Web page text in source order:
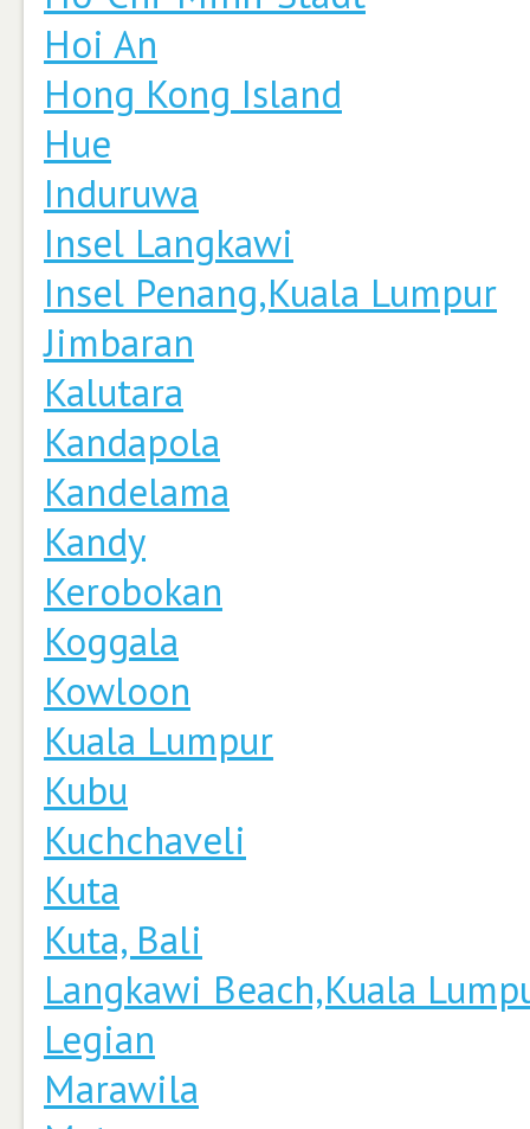
Hoi An
Hong Kong Island
Hue
Induruwa
Insel Langkawi
Insel Penang,Kuala Lumpur
Jimbaran
Kalutara
Kandapola
Kandelama
Kandy
Kerobokan
Koggala
Kowloon
Kuala Lumpur
Kubu
Kuchchaveli
Kuta
Kuta, Bali
Langkawi Beach,Kuala
Legian
Marawila